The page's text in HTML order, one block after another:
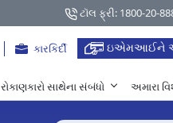
ટૉલ ફ્રી: 1800-20-
કારકિર્દી ઇએમઆઈને
રોકાણકારો સાથેના સંબંધો અમારા